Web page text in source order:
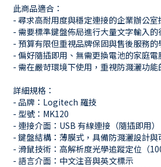
此商品適合：
- 尋求高耐用度與穩定連接的企業辦公室
- 需要標準鍵盤佈局進行大量文字輸入的
- 預算有限但重視品牌保固與售後服務的
- 偏好隨插即用、無需更換電池的家庭電
- 需在嚴苛環境下使用，重視防濺灑功能
詳細規格：
- 品牌：Logitech 羅技
- 型號：MK120
- 連接介面：USB 有線連接（隨插即用）
- 鍵盤結構：薄膜式，具備防濺灑設計
- 滑鼠技術：高解析度光學追蹤定位（
- 語言介面：中文注音與英文標示